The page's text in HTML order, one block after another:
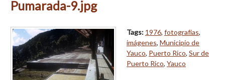
Pumarada-9.jpg
Tags: 1976, fotografías,
imágenes, Municipio de
Yauco, Puerto Rico, Sur de
Puerto Rico, Yauco